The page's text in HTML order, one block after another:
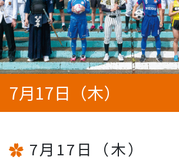
7月17日（木）
7月17日（木）